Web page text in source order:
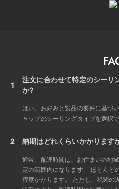
1
注文に合わせて特定のシーリ
か?
はい、お好みと製品の要件に基づ
ャップのシーリングタイプを選択で
2 納期はどれくらいかかります
通常、配達時間は、お住まいの地
定の範囲内になります。 ほとんど
程度かかります。 ただし、税関の